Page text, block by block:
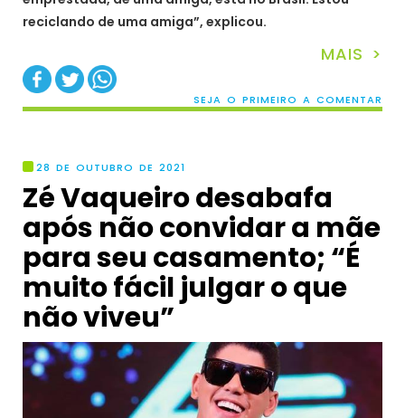
reciclando de uma amiga”, explicou.
MAIS >
SEJA O PRIMEIRO A COMENTAR
28 DE OUTUBRO DE 2021
Zé Vaqueiro desabafa
após não convidar a mãe
para seu casamento; “É
muito fácil julgar o que
não viveu”